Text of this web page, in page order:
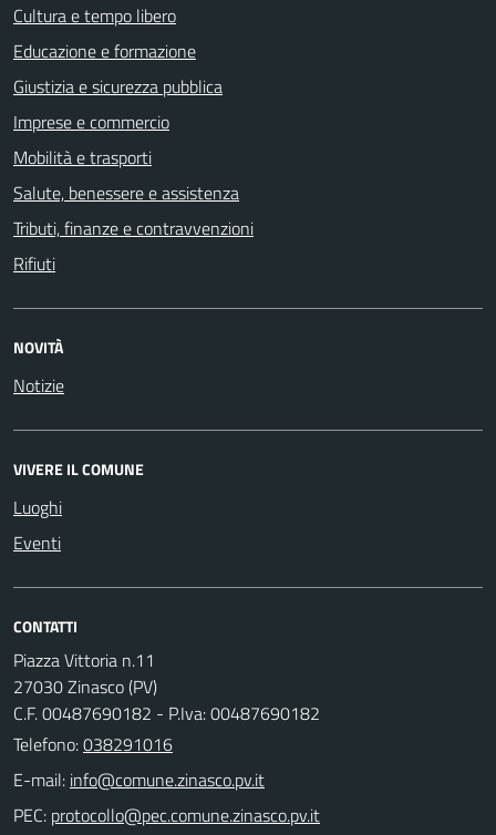
Cultura e tempo libero
Educazione e formazione
Giustizia e sicurezza pubblica
Imprese e commercio
Mobilità e trasporti
Salute, benessere e assistenza
Tributi, finanze e contravvenzioni
Rifiuti
NOVITÀ
Notizie
VIVERE IL COMUNE
Luoghi
Eventi
CONTATTI
Piazza Vittoria n.11
27030 Zinasco (PV)
C.F. 00487690182 - P.Iva: 00487690182
Telefono:038291016
E-mail:
PEC: